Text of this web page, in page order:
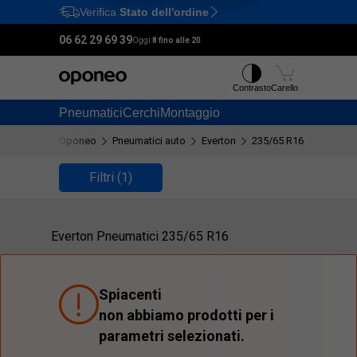
Ctrl M
Verifica Stato dell'ordine
06 62 29 69 39Oggi:8 fino alle 20
PneumaticiCerchiMontaggio
ContrastoCarello
Oponeo Pneumatici auto Everton 235/65 R16
Filtri (1)
Everton Pneumatici 235/65 R16
Spiacenti
non abbiamo prodotti per i
parametri selezionati.